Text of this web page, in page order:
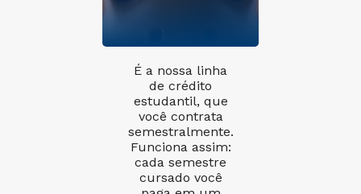
É a nossa linha
de crédito
estudantil, que
você contrata
semestralmente.
Funciona assim:
cada semestre
cursado você